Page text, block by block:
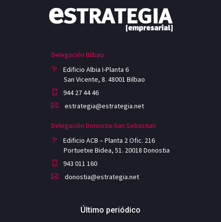
Delegación Bilbao
Edificio Albia I-Planta 6
San Vicente, 8. 48001 Bilbao
944 27 44 46
estrategia@estrategia.net
Delegación Donostia-San Sebastian
Edificio ACB – Planta 2 Ofic. 216
Portuetxe Bidea, 51. 20018 Donostia
943 011 160
donostia@estrategia.net
Último periódico